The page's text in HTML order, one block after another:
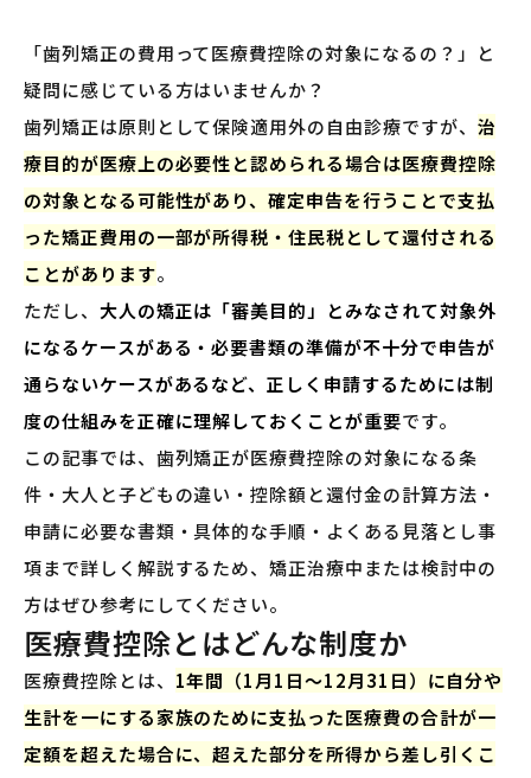
「歯列矯正の費用って医療費控除の対象になるの？」と
疑問に感じている方はいませんか？
歯列矯正は原則として保険適用外の自由診療ですが、 治
療目的が医療上の必要性と認められる場合は医療費控除
の対象となる可能性があり、確定申告を行うことで支払
った矯正費用の一部が所得税・住民税として還付される
ことがあります。
ただし、 大人の矯正は「審美目的」とみなされて対象外
になるケースがある・必要書類の準備が不十分で申告が
通らないケースがあるなど、正しく申請するためには制
度の仕組みを正確に理解しておくことが重要です。
この記事では、歯列矯正が医療費控除の対象になる条
件・大人と子どもの違い・控除額と還付金の計算方法・
申請に必要な書類・具体的な手順・よくある見落とし事
項まで詳しく解説するため、矯正治療中または検討中の
方はぜひ参考にしてください。
医療費控除とはどんな制度か
医療費控除とは、 1年間（1月1日〜12月31日）に自分や
生計を一にする家族のために支払った医療費の合計が一
定額を超えた場合に、超えた部分を所得から差し引くこ